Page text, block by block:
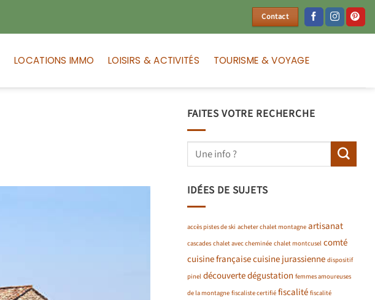
Contact
LOCATIONS IMMO LOISIRS & ACTIVITÉS TOURISME & VOYAGE
FAITES VOTRE RECHERCHE
IDÉES DE SUJETS
accès pistes de ski acheter chalet montagne artisanat
cascades chalet avec cheminée chalet montcusel comté
cuisine françaisecuisine jurassienne dispositif
pinel découvertedégustation femmes amoureuses
de la montagne fiscaliste certifié fiscalité fiscalité